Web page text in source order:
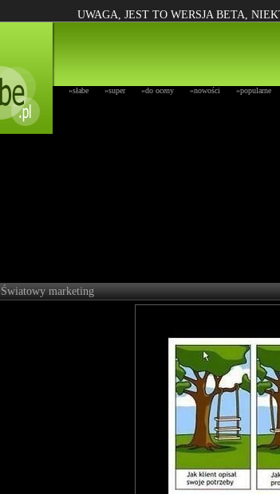
UWAGA, JEST TO WERSJA BETA,
»słabe »super »do oceny »nowości »popularne
Światowy marketing